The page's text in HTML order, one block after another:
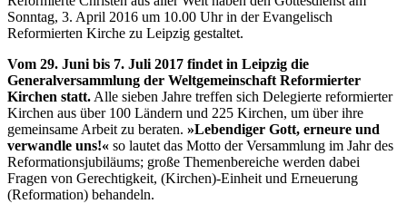
Sonntag, 3. April 2016 um 10.00 Uhr in der Evangelisch
Reformierten Kirche zu Leipzig gestaltet.
Vom 29. Juni bis 7. Juli 2017 findet in Leipzig die
Generalversammlung der Weltgemeinschaft Reformierter
Kirchen statt.Alle sieben Jahre treffen sich Delegierte reformierter
Kirchen aus über 100 Ländern und 225 Kirchen, um über ihre
gemeinsame Arbeit zu beraten. »Lebendiger Gott, erneure und
verwandle uns!« so lautet das Motto der Versammlung im Jahr des
Reformationsjubiläums; große Themenbereiche werden dabei
Fragen von Gerechtigkeit, (Kirchen)-Einheit und Erneuerung
(Reformation) behandeln.